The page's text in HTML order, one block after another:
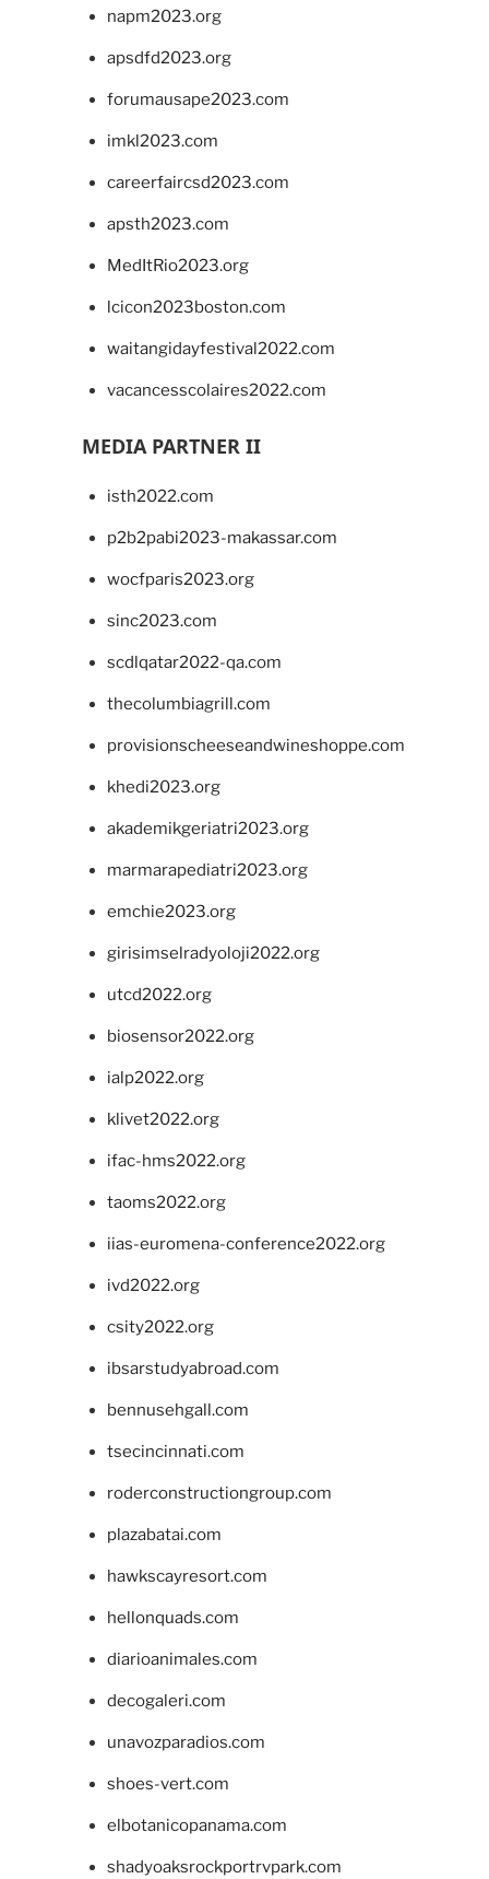
napm2023.org
apsdfd2023.org
forumausape2023.com
imkl2023.com
careerfaircsd2023.com
apsth2023.com
MedItRio2023.org
lcicon2023boston.com
waitangidayfestival2022.com
vacancesscolaires2022.com
MEDIA PARTNER II
isth2022.com
p2b2pabi2023-makassar.com
wocfparis2023.org
sinc2023.com
scdlqatar2022-qa.com
thecolumbiagrill.com
provisionscheeseandwineshoppe.com
khedi2023.org
akademikgeriatri2023.org
marmarapediatri2023.org
emchie2023.org
girisimselradyoloji2022.org
utcd2022.org
biosensor2022.org
ialp2022.org
klivet2022.org
ifac-hms2022.org
taoms2022.org
iias-euromena-conference2022.org
ivd2022.org
csity2022.org
ibsarstudyabroad.com
bennusehgall.com
tsecincinnati.com
roderconstructiongroup.com
plazabatai.com
hawkscayresort.com
hellonquads.com
diarioanimales.com
decogaleri.com
unavozparadios.com
shoes-vert.com
elbotanicopanama.com
shadyoaksrockportrvpark.com